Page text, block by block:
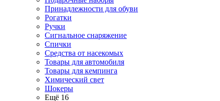
Принадлежности для обуви
Рогатки
Ручки
Сигнальное снаряжение
Спички
Средства от насекомых
Товары для автомобиля
Товары для кемпинга
Химический свет
Шокеры
Ещё 16